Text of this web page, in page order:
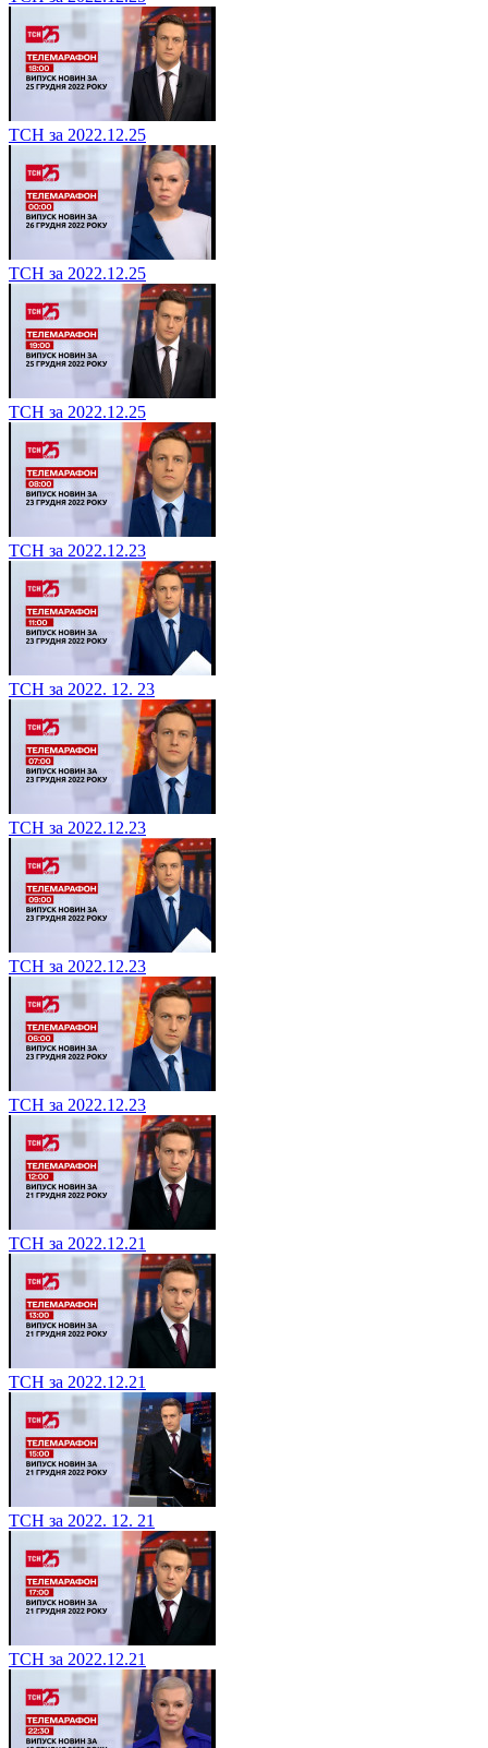
ТСН за 2022.12.25
ТСН за 2022.12.25
ТСН за 2022.12.25
ТСН за 2022.12.23
ТСН за 2022. 12. 23
ТСН за 2022.12.23
ТСН за 2022.12.23
ТСН за 2022.12.23
ТСН за 2022.12.21
ТСН за 2022.12.21
ТСН за 2022. 12. 21
ТСН за 2022.12.21